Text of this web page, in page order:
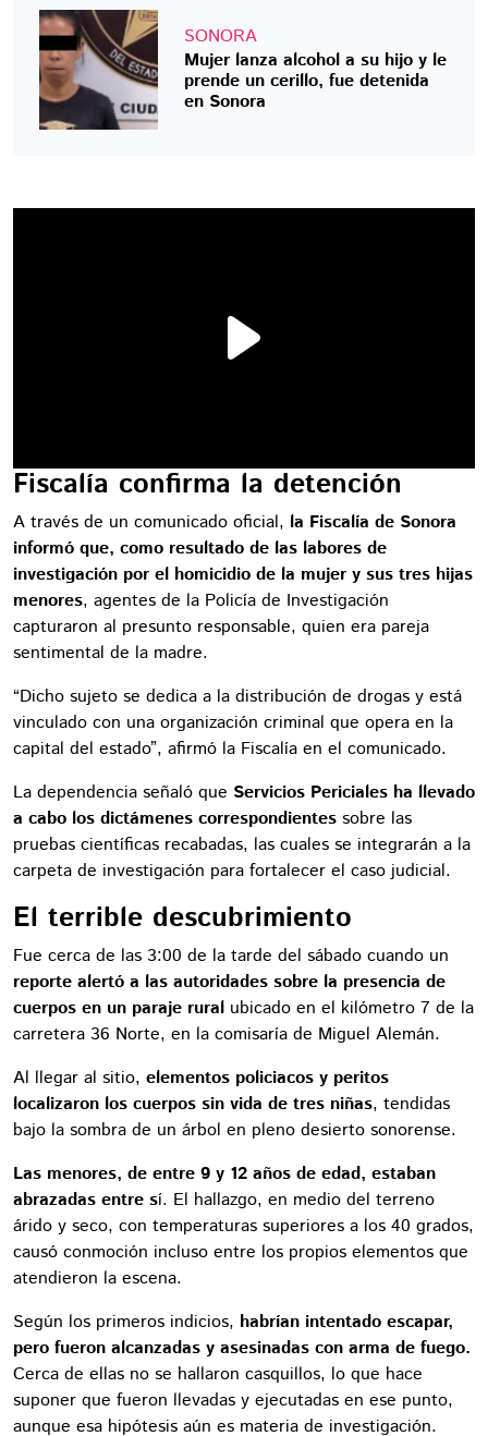
SONORA
Mujer lanza alcohol a su hijo y le
prende un cerillo, fue detenida
en Sonora
Fiscalía confirma la detención
A través de un comunicado oficial, la Fiscalía de Sonora
informó que, como resultado de las labores de
investigación por el homicidio de la mujer y sus tres hijas
menores, agentes de la Policía de Investigación
capturaron al presunto responsable, quien era pareja
sentimental de la madre.
“Dicho sujeto se dedica a la distribución de drogas y está
vinculado con una organización criminal que opera en la
capital del estado”, afirmó la Fiscalía en el comunicado.
La dependencia señaló que Servicios Periciales ha llevado
a cabo los dictámenes correspondientes sobre las
pruebas científicas recabadas, las cuales se integrarán a la
carpeta de investigación para fortalecer el caso judicial.
El terrible descubrimiento
Fue cerca de las 3:00 de la tarde del sábado cuando un
reporte alertó a las autoridades sobre la presencia de
cuerpos en un paraje rural ubicado en el kilómetro 7 de la
carretera 36 Norte, en la comisaría de Miguel Alemán.
Al llegar al sitio, elementos policiacos y peritos
localizaron los cuerpos sin vida de tres niñas, tendidas
bajo la sombra de un árbol en pleno desierto sonorense.
Las menores, de entre 9 y 12 años de edad, estaban
abrazadas entre sí. El hallazgo, en medio del terreno
árido y seco, con temperaturas superiores a los 40 grados,
causó conmoción incluso entre los propios elementos que
atendieron la escena.
Según los primeros indicios, habrían intentado escapar,
pero fueron alcanzadas y asesinadas con arma de fuego.
Cerca de ellas no se hallaron casquillos, lo que hace
suponer que fueron llevadas y ejecutadas en ese punto,
aunque esa hipótesis aún es materia de investigación.